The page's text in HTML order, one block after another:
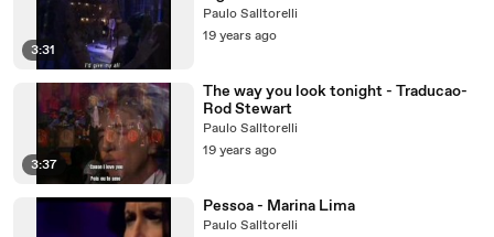
3:31
Paulo Salltorelli
19 years ago
3:37
The way you look tonight - Traducao-
Rod Stewart
Paulo Salltorelli
19 years ago
Pessoa - Marina Lima
Paulo Salltorelli